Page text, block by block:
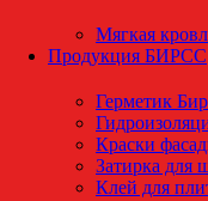
Мягкая
Продукция БИРСС
Герметик
Краски
Затирка для
Клей для